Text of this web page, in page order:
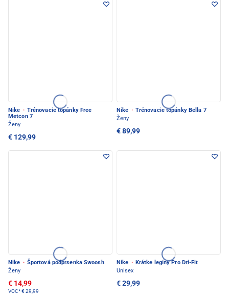
Nike · Trénovacie topánky Free
Metcon 7
Ženy
€ 129,99
Nike · Trénovacie topánky Bella 7
Ženy
€ 89,99
Nike · Športová podprsenka Swoosh
Ženy
€ 14,99
VOC*€ 29,99
Nike · Krátke legíny Pro Dri-Fit
Unisex
€ 29,99